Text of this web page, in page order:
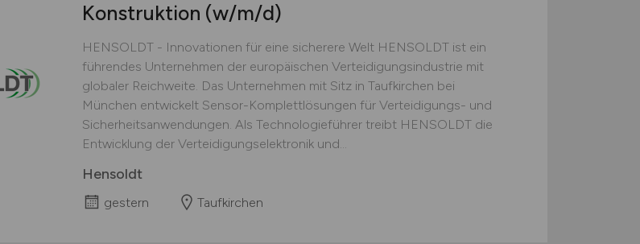
Konstruktion (w/m/d)
HENSOLDT - Innovationen für eine sicherere Welt HENSOLDT ist ein
führendes Unternehmen der europäischen Verteidigungsindustrie mit
globaler Reichweite. Das Unternehmen mit Sitz in Taufkirchen bei
München entwickelt Sensor-Komplettlösungen für Verteidigungs- und
Sicherheitsanwendungen. Als Technologieführer treibt HENSOLDT die
Entwicklung der Verteidigungselektronik und...
Hensoldt
gestern Taufkirchen